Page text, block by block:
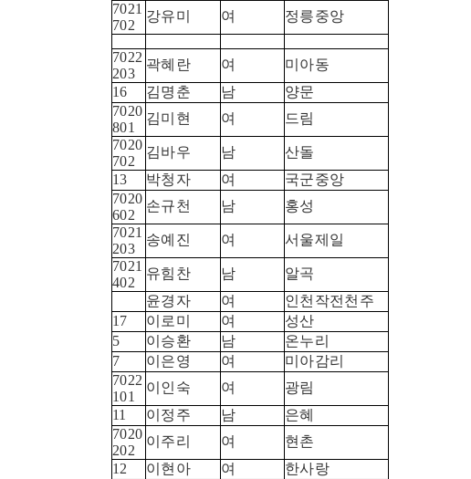
7021
702
강유미 여 정릉중앙
7022
203
곽혜란 여
미아동
16
김명춘 남
양문
7020
801
김미현 여
드림
7020
702
김바우 남
산돌
13
박청자 여
국군중앙
7020
602
손규천 남
홍성
7021
203
송예진 여
서울제일
7021
402
유힘찬 남
알곡
윤경자
여
인천작전천주
17
이로미 여
성산
5
이승환 남
온누리
7
이은영 여
미아감리
7022
101
이인숙 여
광림
11
이정주 남
은혜
7020
202
이주리 여
현촌
12
이현아 여
한사랑